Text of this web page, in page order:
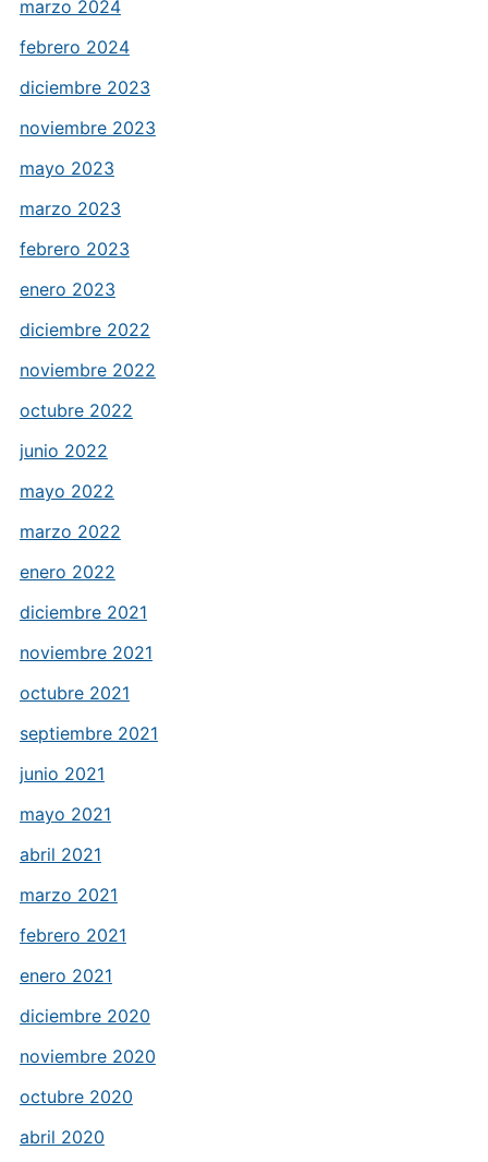
marzo 2024
febrero 2024
diciembre 2023
noviembre 2023
mayo 2023
marzo 2023
febrero 2023
enero 2023
diciembre 2022
noviembre 2022
octubre 2022
junio 2022
mayo 2022
marzo 2022
enero 2022
diciembre 2021
noviembre 2021
octubre 2021
septiembre 2021
junio 2021
mayo 2021
abril 2021
marzo 2021
febrero 2021
enero 2021
diciembre 2020
noviembre 2020
octubre 2020
abril 2020